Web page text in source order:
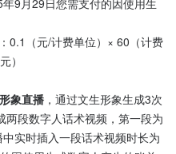
9月29日您需支付的因使用生
0.1（元/计费单位）× 60（计费
）
象直播 ，通过文生形象生成3次
段数字人话术视频，第一段为
实时插入一段话术视频时长为